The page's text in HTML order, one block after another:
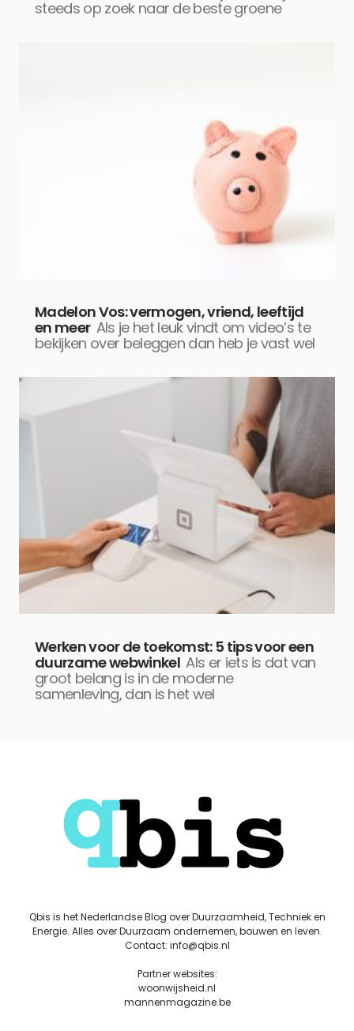
steeds op zoek naar de beste groene
Madelon Vos: vermogen, vriend, leeftijd
en meer Als je het leuk vindt om video’s te
bekijken over beleggen dan heb je vast wel
Werken voor de toekomst: 5 tips voor een
duurzame webwinkel Als er iets is dat van
groot belang is in de moderne
samenleving, dan is het wel
Qbis is het Nederlandse Blog over Duurzaamheid, Techniek en
Energie. Alles over Duurzaam ondernemen, bouwen en leven.
Contact: info@qbis.nl
Partner websites:
woonwijsheid.nl
mannenmagazine.be